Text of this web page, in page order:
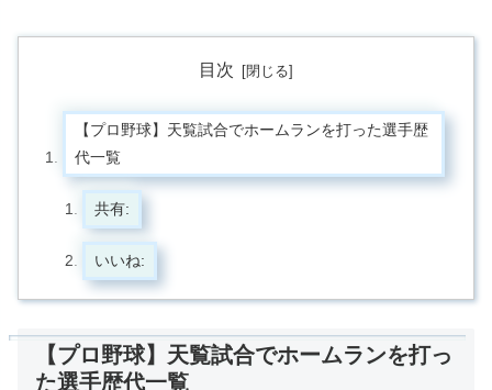
目次
【プロ野球】天覧試合でホームランを打った選手歴
代一覧
共有:
いいね:
【プロ野球】天覧試合でホームランを打っ
た選手歴代一覧